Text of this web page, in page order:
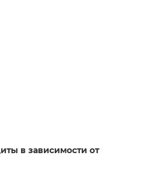
в зависимости от